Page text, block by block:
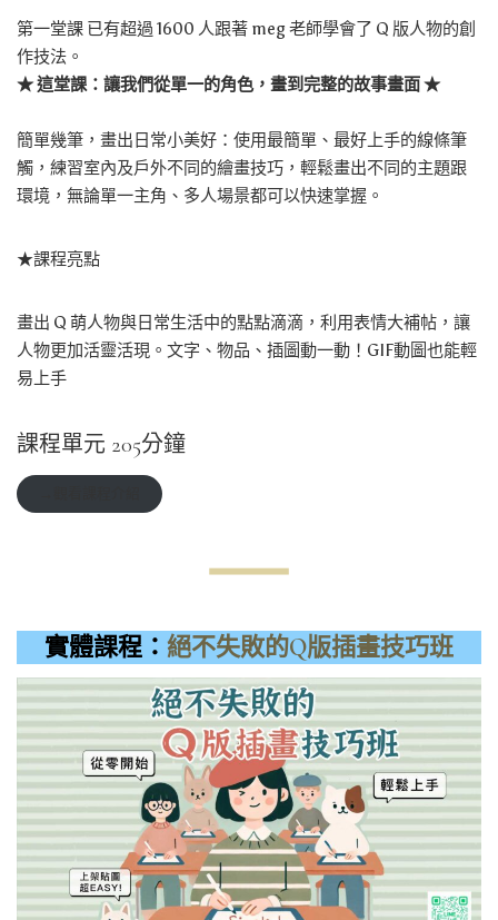
第一堂課 已有超過 1600 人跟著 meg 老師學會了 Q 版人物的創
作技法。
★ 這堂課：讓我們從單一的角色，畫到完整的故事畫面 ★
簡單幾筆，畫出日常小美好：使用最簡單、最好上手的線條筆
觸，練習室內及戶外不同的繪畫技巧，輕鬆畫出不同的主題跟
環境，無論單一主角、多人場景都可以快速掌握。
★課程亮點
畫出 Q 萌人物與日常生活中的點點滴滴，利用表情大補帖，讓
人物更加活靈活現。文字、物品、插圖動一動！GIF動圖也能輕
易上手
課程單元 205分鐘
實體課程： 絕不失敗的Q版插畫技巧班